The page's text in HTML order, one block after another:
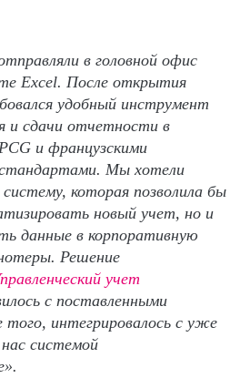
в головной офис
Excel. После открытия
удобный инструмент
и сдачи отчетности в
и французскими
Мы хотели
которая позволила бы
новый учет, но и
данные в корпоративную
Решение
учет
с поставленными
того, интегрировалось с уже
системой